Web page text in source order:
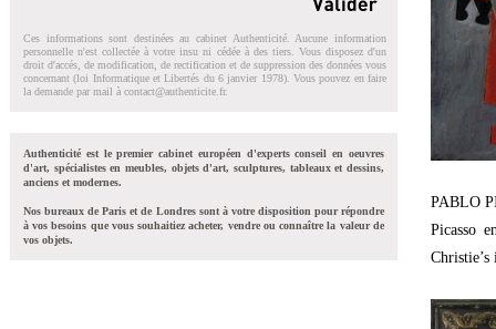
Ces informations sont destinées au cabinet Authenticité. Aucune information
personnelle n'est collectée à votre insu ni cédée à des tiers. Vous disposez d'un
droit d'accés, de modification, de rectification et de suppression des données vous
concernant (loi Informatique et Libertés du 6 janvier 1978). Vous pouvez en faire
la demande par mail à contact@authenticite.fr.
Authenticité est le premier cabinet européen d'experts conseil en oeuvres
d'art, spécialistes en meubles, objets d'art, sculptures, tableaux et dessins,
anciens et modernes.
Nos bureaux de Paris et de Londres sont à votre disposition pour répondre
à vos besoins que vous souhaitiez acheter, vendre ou connaître la valeur de
vos objets.
PABLO
Picasso